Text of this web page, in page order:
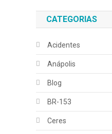
CATEGORIAS
Acidentes
Anápolis
Blog
BR-153
Ceres